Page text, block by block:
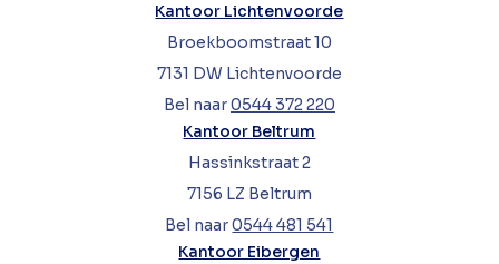
Kantoor Lichtenvoorde
Broekboomstraat 10
7131 DW Lichtenvoorde
Bel naar0544 372 220
Kantoor Beltrum
Hassinkstraat 2
7156 LZ Beltrum
Bel naar0544 481 541
Kantoor Eibergen